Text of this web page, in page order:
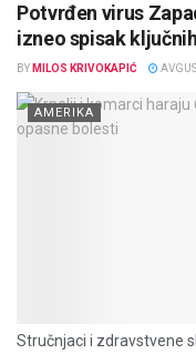
Potvrđen virus
izneo spisak
BY MILOS KRIVOKAPIĆ
AMERIKA
Stručnjaci i zdravstvene